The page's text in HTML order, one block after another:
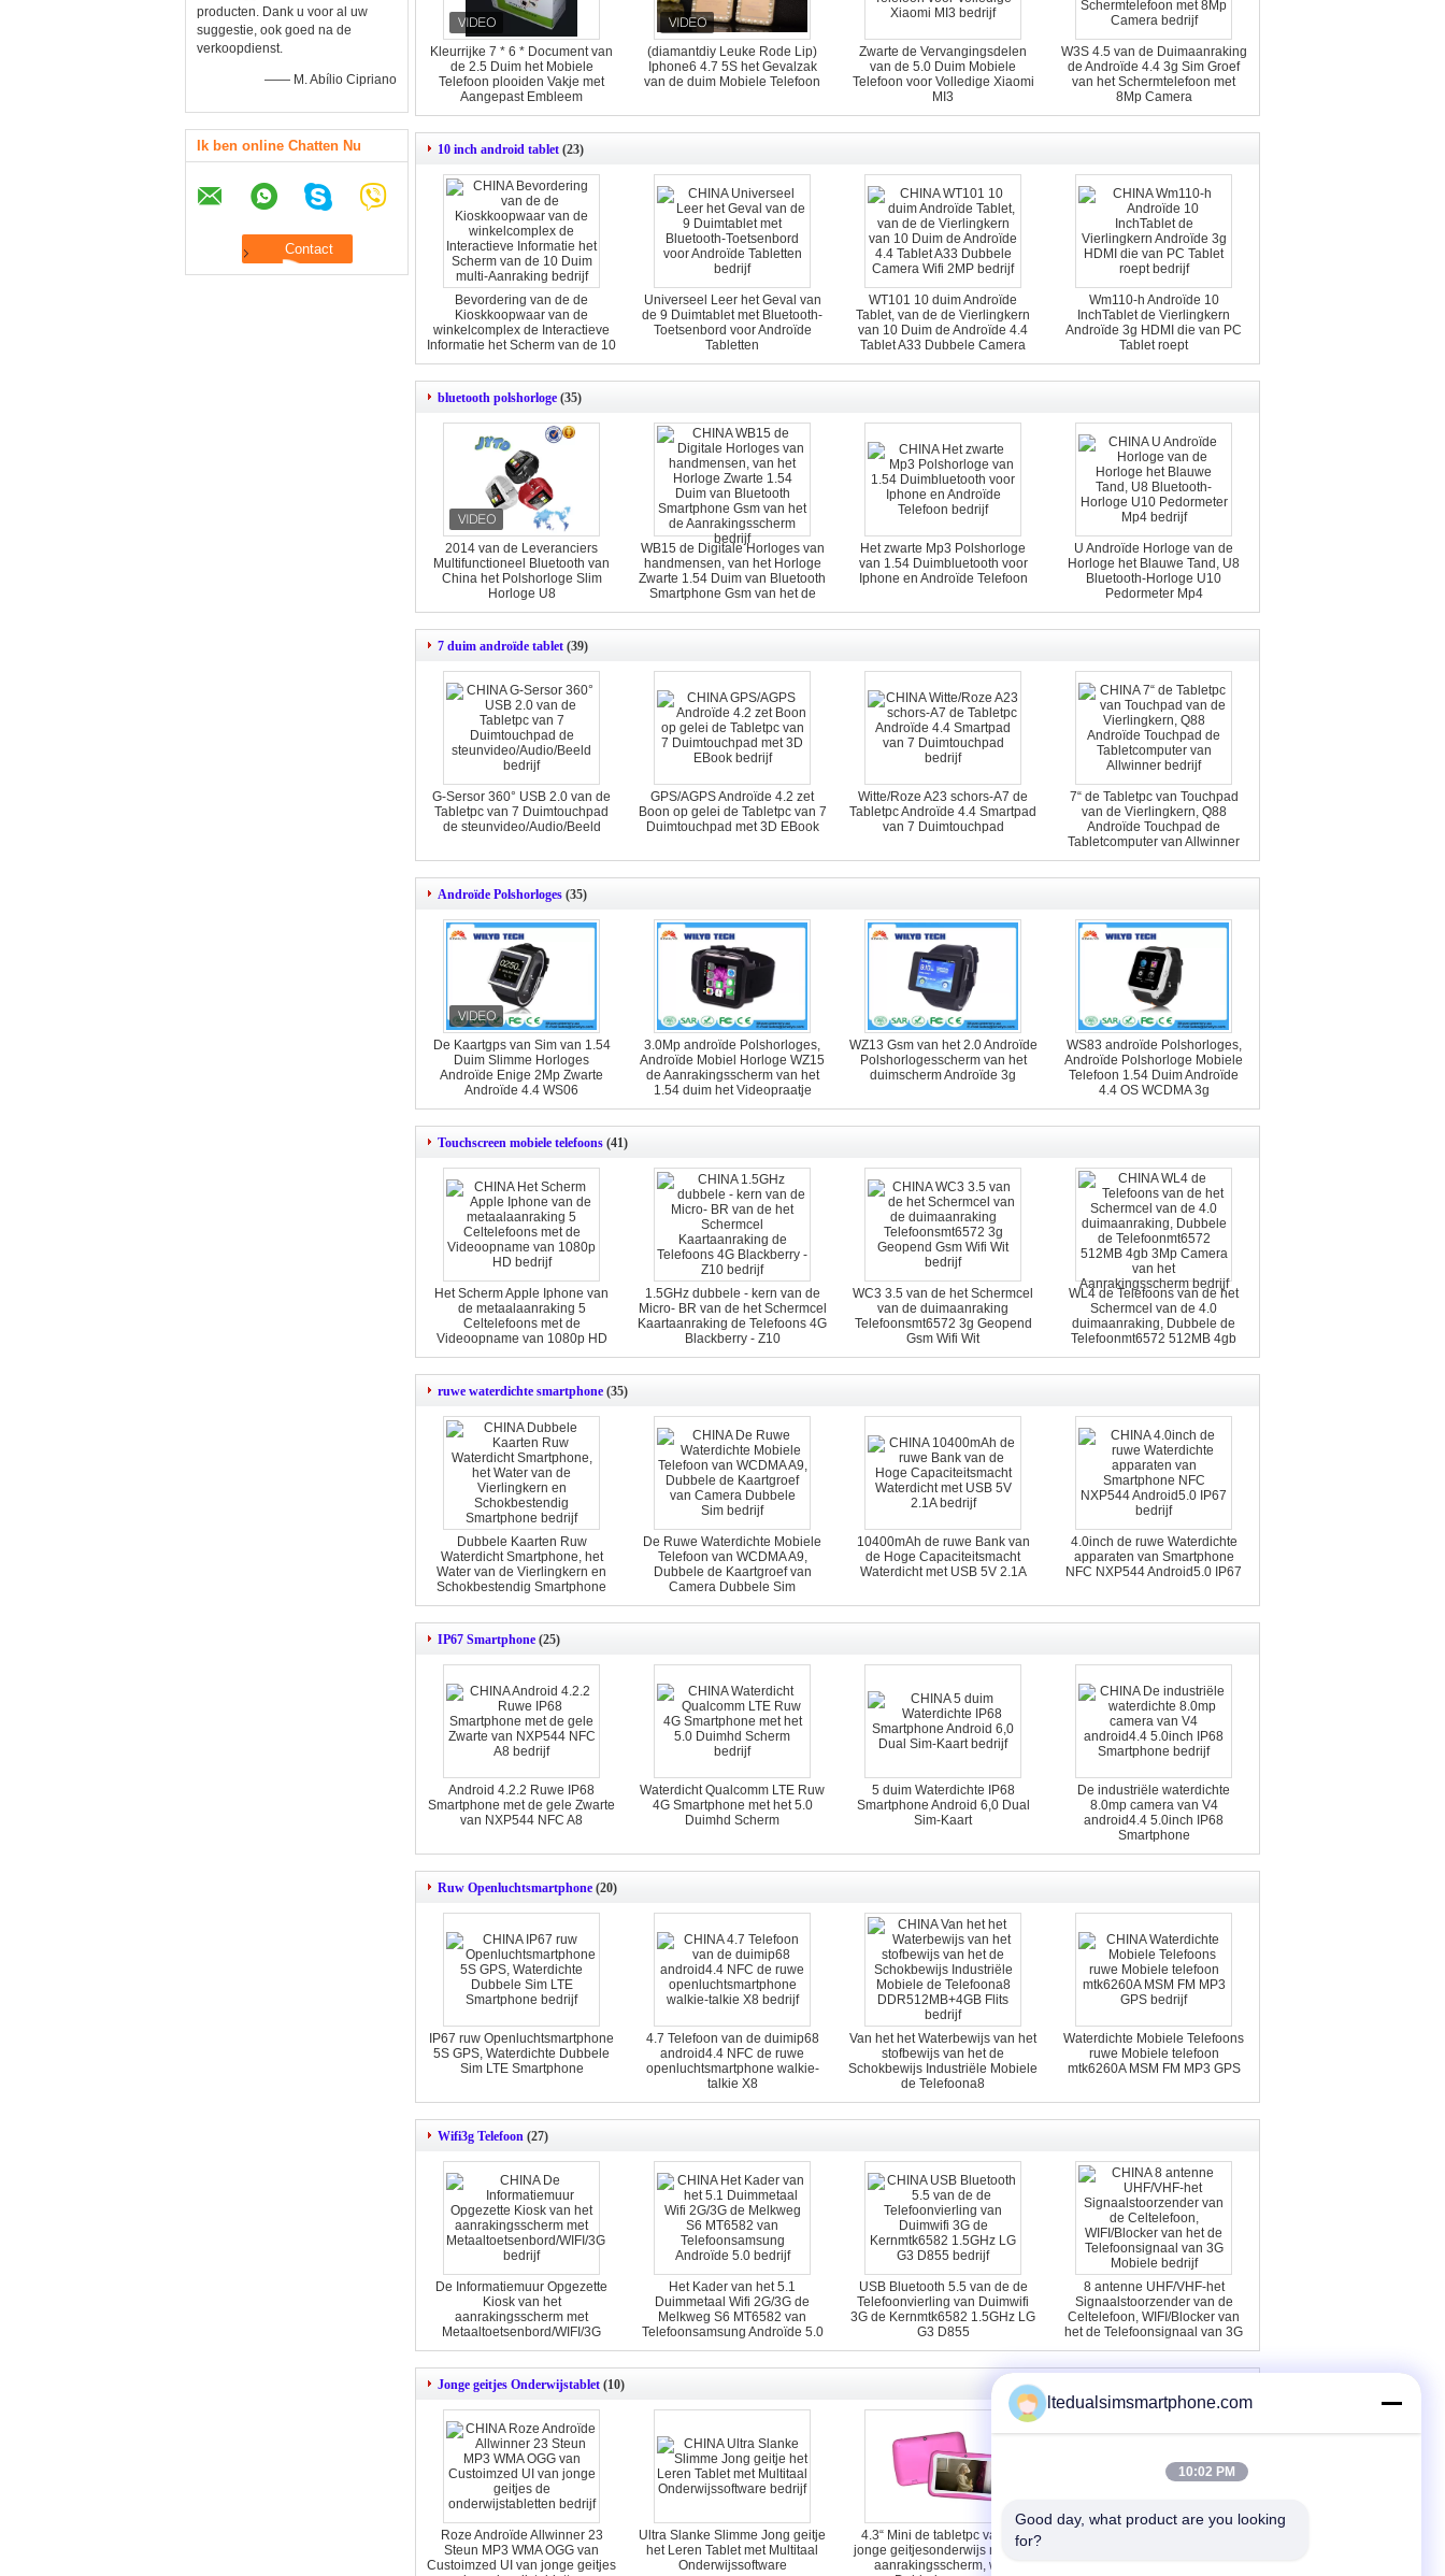
producten. Dank u voor al uw
suggestie, ook goed na de
verkoopdienst.
—— M. Abílio Cipriano
Ik ben online Chatten Nu
Kleurrijke 7 * 6 * Document van
de 2.5 Duim het Mobiele
Telefoon plooiden Vakje met
Aangepast Embleem
(diamantdiy Leuke Rode Lip)
Iphone6 4.7 5S het Gevalzak
van de duim Mobiele Telefoon
Zwarte de Vervangingsdelen
van de 5.0 Duim Mobiele
Telefoon voor Volledige Xiaomi
MI3
W3S 4.5 van de Duimaanraking
de Androïde 4.4 3g Sim Groef
van het Schermtelefoon met
8Mp Camera
10 inch android tablet (23)
Bevordering van de de
Kioskkoopwaar van de
winkelcomplex de Interactieve
Informatie het Scherm van de 10
Duim multi-Aanraking
Universeel Leer het Geval van
de 9 Duimtablet met Bluetooth-
Toetsenbord voor Androïde
Tabletten
WT101 10 duim Androïde
Tablet, van de de Vierlingkern
van 10 Duim de Androïde 4.4
Tablet A33 Dubbele Camera
Wifi 2MP
Wm110-h Androïde 10
InchTablet de Vierlingkern
Androïde 3g HDMI die van PC
Tablet roept
bluetooth polshorloge (35)
2014 van de Leveranciers
Multifunctioneel Bluetooth van
China het Polshorloge Slim
Horloge U8
WB15 de Digitale Horloges van
handmensen, van het Horloge
Zwarte 1.54 Duim van Bluetooth
Smartphone Gsm van het de
Aanrakingsscherm
Het zwarte Mp3 Polshorloge
van 1.54 Duimbluetooth voor
Iphone en Androïde Telefoon
U Androïde Horloge van de
Horloge het Blauwe Tand, U8
Bluetooth-Horloge U10
Pedormeter Mp4
7 duim androïde tablet (39)
G-Sersor 360° USB 2.0 van de
Tabletpc van 7 Duimtouchpad
de steunvideo/Audio/Beeld
GPS/AGPS Androïde 4.2 zet
Boon op gelei de Tabletpc van 7
Duimtouchpad met 3D EBook
Witte/Roze A23 schors-A7 de
Tabletpc Androïde 4.4 Smartpad
van 7 Duimtouchpad
7“ de Tabletpc van Touchpad
van de Vierlingkern, Q88
Androïde Touchpad de
Tabletcomputer van Allwinner
Androïde Polshorloges (35)
De Kaartgps van Sim van 1.54
Duim Slimme Horloges
Androïde Enige 2Mp Zwarte
Androïde 4.4 WS06
3.0Mp androïde Polshorloges,
Androïde Mobiel Horloge WZ15
de Aanrakingsscherm van het
1.54 duim het Videopraatje
WZ13 Gsm van het 2.0 Androïde
Polshorlogesscherm van het
duimscherm Androïde 3g
WS83 androïde Polshorloges,
Androïde Polshorloge Mobiele
Telefoon 1.54 Duim Androïde
4.4 OS WCDMA 3g
Touchscreen mobiele telefoons (41)
Het Scherm Apple Iphone van
de metaalaanraking 5
Celtelefoons met de
Videoopname van 1080p HD
1.5GHz dubbele - kern van de
Micro- BR van de het Schermcel
Kaartaanraking de Telefoons 4G
Blackberry - Z10
WC3 3.5 van de het Schermcel
van de duimaanraking
Telefoonsmt6572 3g Geopend
Gsm Wifi Wit
WL4 de Telefoons van de het
Schermcel van de 4.0
duimaanraking, Dubbele de
Telefoonmt6572 512MB 4gb
3Mp Camera van het
ruwe waterdichte smartphone (35)
Dubbele Kaarten Ruw
Waterdicht Smartphone, het
Water van de Vierlingkern en
Schokbestendig Smartphone
De Ruwe Waterdichte Mobiele
Telefoon van WCDMA A9,
Dubbele de Kaartgroef van
Camera Dubbele Sim
10400mAh de ruwe Bank van
de Hoge Capaciteitsmacht
Waterdicht met USB 5V 2.1A
4.0inch de ruwe Waterdichte
apparaten van Smartphone
NFC NXP544 Android5.0 IP67
IP67 Smartphone (25)
Android 4.2.2 Ruwe IP68
Smartphone met de gele Zwarte
van NXP544 NFC A8
Waterdicht Qualcomm LTE Ruw
4G Smartphone met het 5.0
Duimhd Scherm
5 duim Waterdichte IP68
Smartphone Android 6,0 Dual
Sim-Kaart
De industriële waterdichte
8.0mp camera van V4
android4.4 5.0inch IP68
Smartphone
Ruw Openluchtsmartphone (20)
IP67 ruw Openluchtsmartphone
5S GPS, Waterdichte Dubbele
Sim LTE Smartphone
4.7 Telefoon van de duimip68
android4.4 NFC de ruwe
openluchtsmartphone walkie-
talkie X8
Van het het Waterbewijs van het
stofbewijs van het de
Schokbewijs Industriële Mobiele
de Telefoona8
DDR512MB+4GB Flits
Waterdichte Mobiele Telefoons
ruwe Mobiele telefoon
mtk6260A MSM FM MP3 GPS
Wifi3g Telefoon (27)
De Informatiemuur Opgezette
Kiosk van het
aanrakingsscherm met
Metaaltoetsenbord/WIFI/3G
Het Kader van het 5.1
Duimmetaal Wifi 2G/3G de
Melkweg S6 MT6582 van
Telefoonsamsung Androïde 5.0
USB Bluetooth 5.5 van de de
Telefoonvierling van Duimwifi
3G de Kernmtk6582 1.5GHz LG
G3 D855
8 antenne UHF/VHF-het
Signaalstoorzender van de
Celtelefoon, WIFI/Blocker van
het de Telefoonsignaal van 3G
Mobiele
Jonge geitjes Onderwijstablet (10)
Roze Androïde Allwinner 23
Steun MP3 WMA OGG van
Custoimzed UI van jonge geitjes
Ultra Slanke Slimme Jong geitje
het Leren Tablet met Multitaal
Onderwijssoftware
4.3“ Mini de tabletpc van het
jonge geitjesonderwijs met het
aanrakingsscherm, wifi,
ltedualsimsmartphone.com
10:02 PM
Good day, what product are you looking
for?